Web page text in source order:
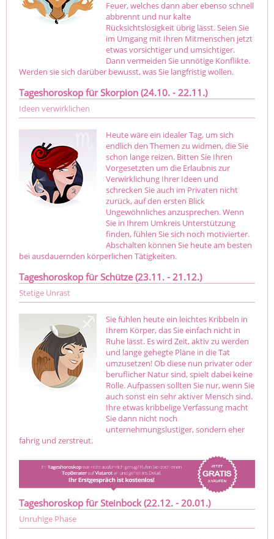
Feuer, welches dann aber ebenso schnell
abbrennt und nur kalte
Rücksichtslosigkeit übrig lässt. Seien Sie
im Umgang mit Ihren Mitmenschen jetzt
etwas vorsichtiger und umsichtiger.
Dann vermeiden Sie unnötige Konflikte.
Werden sie sich darüber bewusst, was Sie langfristig wollen.
Tageshoroskop für Skorpion (24.10. - 22.11.)
Ideen verwirklichen
Heute wäre ein idealer Tag, um sich
endlich den Themen zu widmen, die Sie
schon lange reizen. Bitten Sie Ihren
Vorgesetzten um die Erlaubnis zur
Verwirklichung Ihrer Ideen und
schrecken Sie auch im Privaten nicht
zurück, auf den ersten Blick
Ungewöhnliches anzusprechen. Wenn
Sie in Ihrem Umkreis Unterstützung
finden, fühlen Sie sich noch motivierter.
Abschalten können Sie heute am besten
bei ausdauernden körperlichen Tätigkeiten.
Tageshoroskop für Schütze (23.11. - 21.12.)
Stetige Unrast
Sie fühlen heute ein leichtes Kribbeln in
Ihrem Körper, das Sie einfach nicht in
Ruhe lässt. Es wird Zeit, aktiv zu werden
und lange gehegte Pläne in die Tat
umzusetzen! Ob diese nun privater oder
beruflicher Natur sind, spielt dabei keine
Rolle. Aufpassen sollten Sie nur, wenn Sie
auch sonst ein sehr aktiver Mensch sind.
Ihre etwas kribbelige Verfassung macht
Sie dann nicht noch
unternehmungslustiger, sondern eher
fahrig und zerstreut.
Tageshoroskop für Steinbock (22.12. - 20.01.)
Unruhige Phase